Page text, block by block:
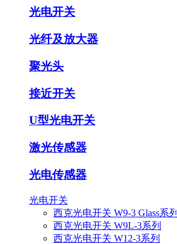
光电开关
光纤及放大器
聚光头
接近开关
U型光电开关
激光传感器
光电传感器
光电开关
西克光电开关 W9-3 Glass系列
西克光电开关 W9L-3系列
西克光电开关 W12-3系列